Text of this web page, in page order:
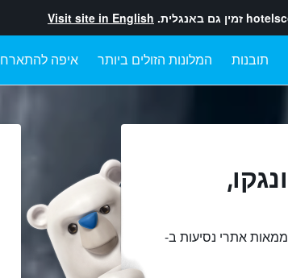
זמין גם באנגלית. Visit site in English
תובנות המלונות הזולים ביותר איפה להתארח
ממאות אתרי נסיעות ב-